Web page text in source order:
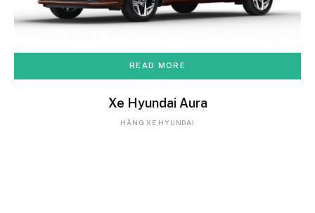
READ MORE
Xe Hyundai Aura
HÃNG XE HYUNDAI